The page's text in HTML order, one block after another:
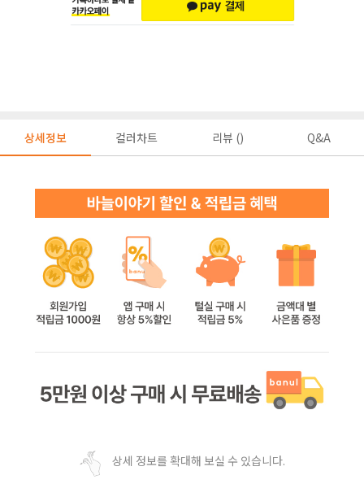
상세정보 컬러차트 리뷰 () Q&A
상세 정보를 확대해 보실 수 있습니다.